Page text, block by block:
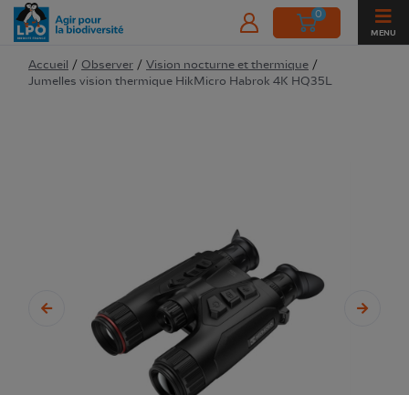
0
MENU
Accueil / Observer / Vision nocturne et thermique /
Jumelles vision thermique HikMicro Habrok 4K HQ35L